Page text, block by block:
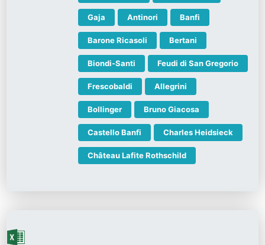
Gaja Antinori Banfi
Barone Ricasoli Bertani
Biondi-Santi Feudi di San Gregorio
Frescobaldi Allegrini
Bollinger Bruno Giacosa
Castello Banfi Charles Heidsieck
Château Lafite Rothschild